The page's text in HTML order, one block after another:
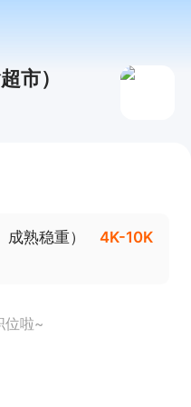
市）
熟稳重） 4K-10K
位啦~